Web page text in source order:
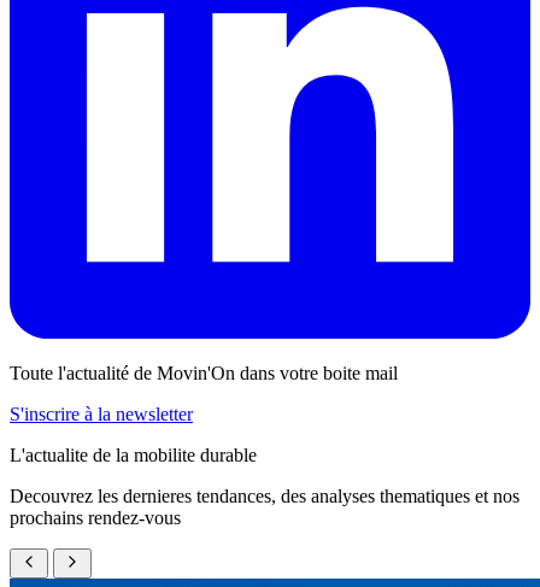
Toute l'actualité de Movin'On dans votre boite mail
S'inscrire à la newsletter
L'actualite de la mobilite durable
Decouvrez les dernieres tendances, des analyses thematiques et nos
prochains rendez-vous